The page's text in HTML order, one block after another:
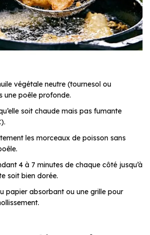
végétale neutre (tournesol ou
une poêle profonde.
soit chaude mais pas fumante
les morceaux de poisson sans
4 à 7 minutes de chaque côté jusqu’à
soit bien dorée.
papier absorbant ou une grille pour